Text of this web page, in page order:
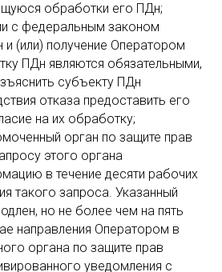
обработки его ПДн;
с федеральным законом
(или) получение Оператором
ПДн являются обязательными,
субъекту ПДн
отказа предоставить его
на их обработку;
орган по защите прав
этого органа
в течение десяти рабочих
такого запроса. Указанный
но не более чем на пять
направления Оператором в
органа по защите прав
уведомления с